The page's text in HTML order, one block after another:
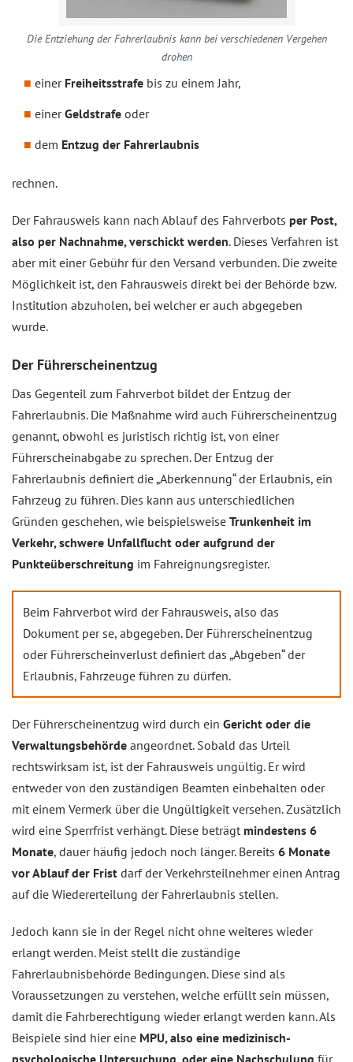
Die Entziehung der Fahrerlaubnis kann bei verschiedenen Vergehen
drohen
einer Freiheitsstrafe bis zu einem Jahr,
einerGeldstrafe oder
dem Entzug der Fahrerlaubnis
rechnen.
Der Fahrausweis kann nach Ablauf des Fahrverbots per Post,
also per Nachnahme, verschickt werden. Dieses Verfahren ist
aber mit einer Gebühr für den Versand verbunden. Die zweite
Möglichkeit ist, den Fahrausweis direkt bei der Behörde bzw.
Institution abzuholen, bei welcher er auch abgegeben
wurde.
Der Führerscheinentzug
Das Gegenteil zum Fahrverbot bildet der Entzug der
Fahrerlaubnis. Die Maßnahme wird auch Führerscheinentzug
genannt, obwohl es juristisch richtig ist, von einer
Führerscheinabgabe zu sprechen. Der Entzug der
Fahrerlaubnis definiert die „Aberkennung“ der Erlaubnis, ein
Fahrzeug zu führen. Dies kann aus unterschiedlichen
Gründen geschehen, wie beispielsweise Trunkenheit im
Verkehr, schwere Unfallflucht oder aufgrund der
Punkteüberschreitung im Fahreignungsregister.
Beim Fahrverbot wird der Fahrausweis, also das
Dokument per se, abgegeben. Der Führerscheinentzug
oder Führerscheinverlust definiert das „Abgeben“ der
Erlaubnis, Fahrzeuge führen zu dürfen.
Der Führerscheinentzug wird durch ein Gericht oder die
Verwaltungsbehörde angeordnet. Sobald das Urteil
rechtswirksam ist, ist der Fahrausweis ungültig. Er wird
entweder von den zuständigen Beamten einbehalten oder
mit einem Vermerk über die Ungültigkeit versehen. Zusätzlich
wird eine Sperrfrist verhängt. Diese beträgt mindestens 6
Monate, dauer häufig jedoch noch länger. Bereits 6 Monate
vor Ablauf der Frist darf der Verkehrsteilnehmer einen Antrag
auf die Wiedererteilung der Fahrerlaubnis stellen.
Jedoch kann sie in der Regel nicht ohne weiteres wieder
erlangt werden. Meist stellt die zuständige
Fahrerlaubnisbehörde Bedingungen. Diese sind als
Voraussetzungen zu verstehen, welche erfüllt sein müssen,
damit die Fahrberechtigung wieder erlangt werden kann. Als
Beispiele sind hier eine MPU, also eine medizinisch-
psychologische Untersuchung, oder eine Nachschulung für